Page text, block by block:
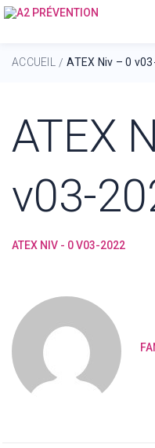
ACCUEIL / ATEX Niv – 0
ATEX
v03-
ATEX NIV - 0 V03-2022